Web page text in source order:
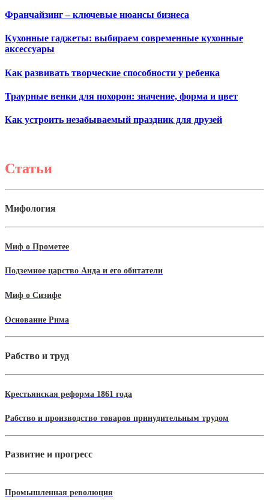
Франчайзинг – ключевые нюансы бизнеса
Кухонные гаджеты: выбираем современные кухонные
аксессуары
Как развивать творческие способности у ребенка
Траурные венки для похорон: значение, форма и цвет
Как устроить незабываемый праздник для друзей
Статьи
Мифология
Миф о Прометее
Подземное царство Аида и его обитатели
Миф о Сизифе
Основание Рима
Рабство и труд
Крестьянская реформа 1861 года
Рабство и производство товаров принудительным трудом
Развитие и прогресс
Промышленная революция